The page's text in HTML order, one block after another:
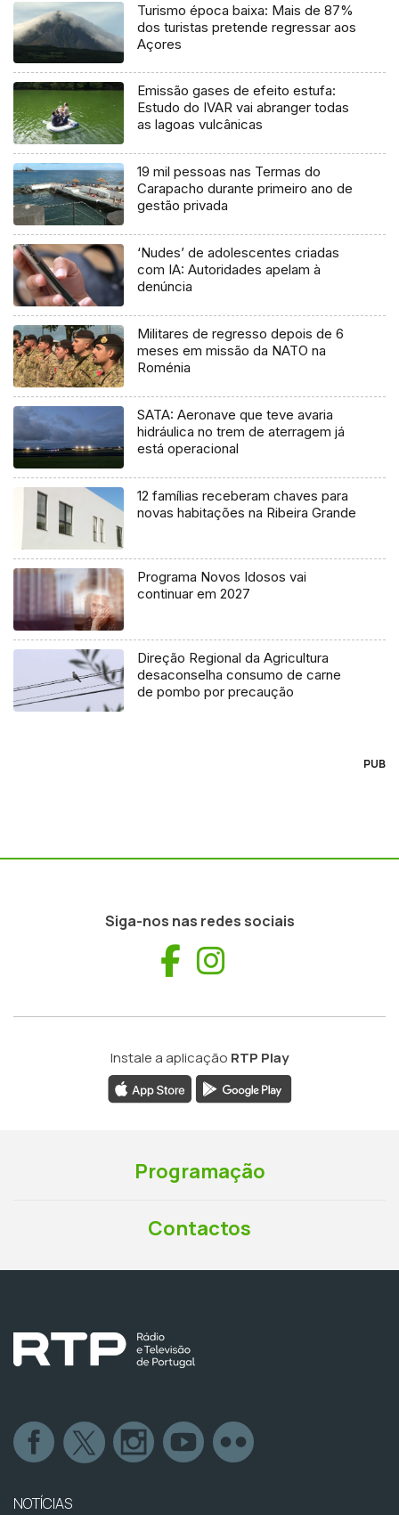
Turismo época baixa: Mais de 87%
dos turistas pretende regressar aos
Açores
Emissão gases de efeito estufa:
Estudo do IVAR vai abranger todas
as lagoas vulcânicas
19 mil pessoas nas Termas do
Carapacho durante primeiro ano de
gestão privada
‘Nudes’ de adolescentes criadas
com IA: Autoridades apelam à
denúncia
Militares de regresso depois de 6
meses em missão da NATO na
Roménia
SATA: Aeronave que teve avaria
hidráulica no trem de aterragem já
está operacional
12 famílias receberam chaves para
novas habitações na Ribeira Grande
Programa Novos Idosos vai
continuar em 2027
Direção Regional da Agricultura
desaconselha consumo de carne
de pombo por precaução
PUB
Siga-nos nas redes sociais
Facebook
Instale a aplicação RTP Play
Programação
Contactos
NOTÍCIAS